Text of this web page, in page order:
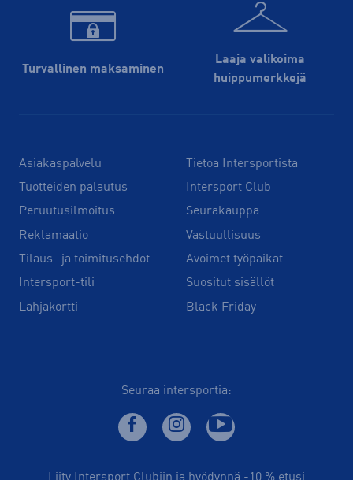
Turvallinen maksaminen
Laaja valikoima
huippu­merkkejä
Asiakaspalvelu
Tuotteiden palautus
Peruutusilmoitus
Reklamaatio
Tilaus- ja toimitusehdot
Intersport-tili
Lahjakortti
Tietoa Intersportista
Intersport Club
Seurakauppa
Vastuullisuus
Avoimet työpaikat
Suositut sisällöt
Black Friday
Seuraa intersportia: